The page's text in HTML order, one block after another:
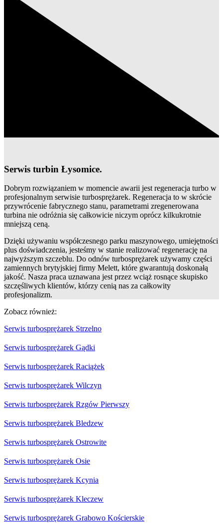
Serwis turbin Łysomice.
Dobrym rozwiązaniem w momencie awarii jest regeneracja turbo w
profesjonalnym serwisie turbosprężarek. Regeneracja to w skrócie
przywrócenie fabrycznego stanu, parametrami zregenerowana
turbina nie odróżnia się całkowicie niczym oprócz kilkukrotnie
mniejszą ceną.
Dzięki używaniu współczesnego parku maszynowego, umiejętności
plus doświadczenia, jesteśmy w stanie realizować regenerację na
najwyższym szczeblu. Do odnów turbosprężarek używamy części
zamiennych brytyjskiej firmy Melett, które gwarantują doskonałą
jakość. Nasza praca uznawana jest przez wciąż rosnące skupisko
szczęśliwych klientów, którzy cenią nas za całkowity
profesjonalizm.
Zobacz również:
Serwis turbosprężarek Strzelno
Serwis turbosprężarek Gądki
Serwis turbosprężarek Raciążek
Serwis turbosprężarek Wilczyn
Serwis turbosprężarek Rzgów Pierwszy
Serwis turbosprężarek Bledzew
Serwis turbosprężarek Ostrowite
Serwis turbosprężarek Osie
Serwis turbosprężarek Kcynia
Serwis turbosprężarek Kleczew
Serwis turbosprężarek Grabowo Kościerskie